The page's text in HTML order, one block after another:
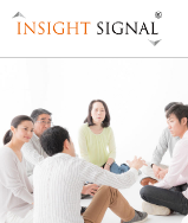
Insight Signal